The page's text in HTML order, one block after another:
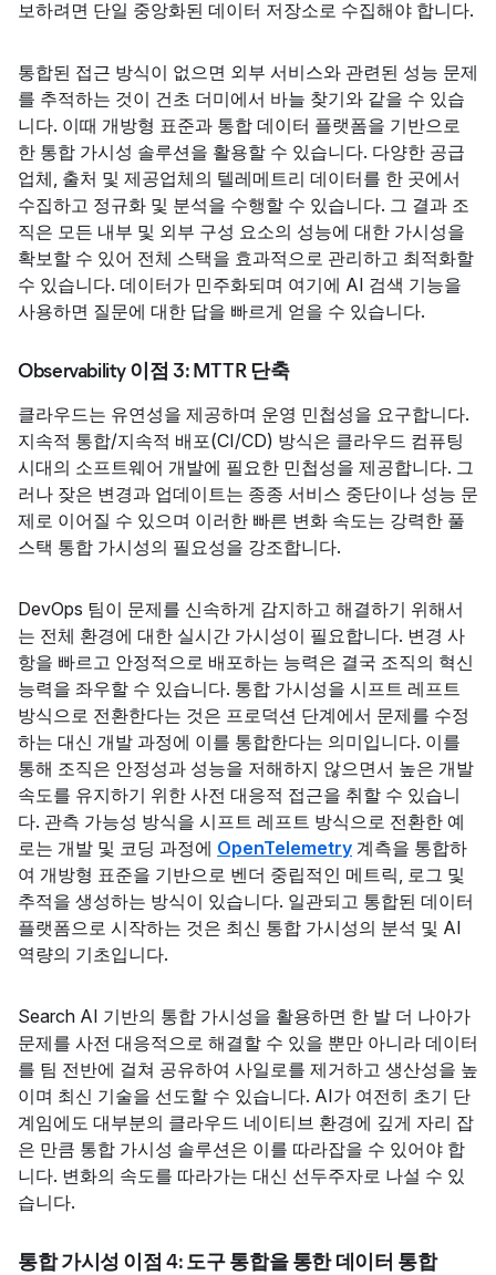
보하려면 단일 중앙화된 데이터 저장소로 수집해야 합니다.
통합된 접근 방식이 없으면 외부 서비스와 관련된 성능 문제
를 추적하는 것이 건초 더미에서 바늘 찾기와 같을 수 있습
니다. 이때 개방형 표준과 통합 데이터 플랫폼을 기반으로
한 통합 가시성 솔루션을 활용할 수 있습니다. 다양한 공급
업체, 출처 및 제공업체의 텔레메트리 데이터를 한 곳에서
수집하고 정규화 및 분석을 수행할 수 있습니다. 그 결과 조
직은 모든 내부 및 외부 구성 요소의 성능에 대한 가시성을
확보할 수 있어 전체 스택을 효과적으로 관리하고 최적화할
수 있습니다. 데이터가 민주화되며 여기에 AI 검색 기능을
사용하면 질문에 대한 답을 빠르게 얻을 수 있습니다.
Observability 이점 3: MTTR 단축
클라우드는 유연성을 제공하며 운영 민첩성을 요구합니다.
지속적 통합/지속적 배포(CI/CD) 방식은 클라우드 컴퓨팅
시대의 소프트웨어 개발에 필요한 민첩성을 제공합니다. 그
러나 잦은 변경과 업데이트는 종종 서비스 중단이나 성능 문
제로 이어질 수 있으며 이러한 빠른 변화 속도는 강력한 풀
스택 통합 가시성의 필요성을 강조합니다.
DevOps 팀이 문제를 신속하게 감지하고 해결하기 위해서
는 전체 환경에 대한 실시간 가시성이 필요합니다. 변경 사
항을 빠르고 안정적으로 배포하는 능력은 결국 조직의 혁신
능력을 좌우할 수 있습니다. 통합 가시성을 시프트 레프트
방식으로 전환한다는 것은 프로덕션 단계에서 문제를 수정
하는 대신 개발 과정에 이를 통합한다는 의미입니다. 이를
통해 조직은 안정성과 성능을 저해하지 않으면서 높은 개발
속도를 유지하기 위한 사전 대응적 접근을 취할 수 있습니
다. 관측 가능성 방식을 시프트 레프트 방식으로 전환한 예
로는 개발 및 코딩 과정에 OpenTelemetry 계측을 통합하
여 개방형 표준을 기반으로 벤더 중립적인 메트릭, 로그 및
추적을 생성하는 방식이 있습니다. 일관되고 통합된 데이터
플랫폼으로 시작하는 것은 최신 통합 가시성의 분석 및 AI
역량의 기초입니다.
Search AI 기반의 통합 가시성을 활용하면 한 발 더 나아가
문제를 사전 대응적으로 해결할 수 있을 뿐만 아니라 데이터
를 팀 전반에 걸쳐 공유하여 사일로를 제거하고 생산성을 높
이며 최신 기술을 선도할 수 있습니다. AI가 여전히 초기 단
계임에도 대부분의 클라우드 네이티브 환경에 깊게 자리 잡
은 만큼 통합 가시성 솔루션은 이를 따라잡을 수 있어야 합
니다. 변화의 속도를 따라가는 대신 선두주자로 나설 수 있
습니다.
통합 가시성 이점 4: 도구 통합을 통한 데이터 통합